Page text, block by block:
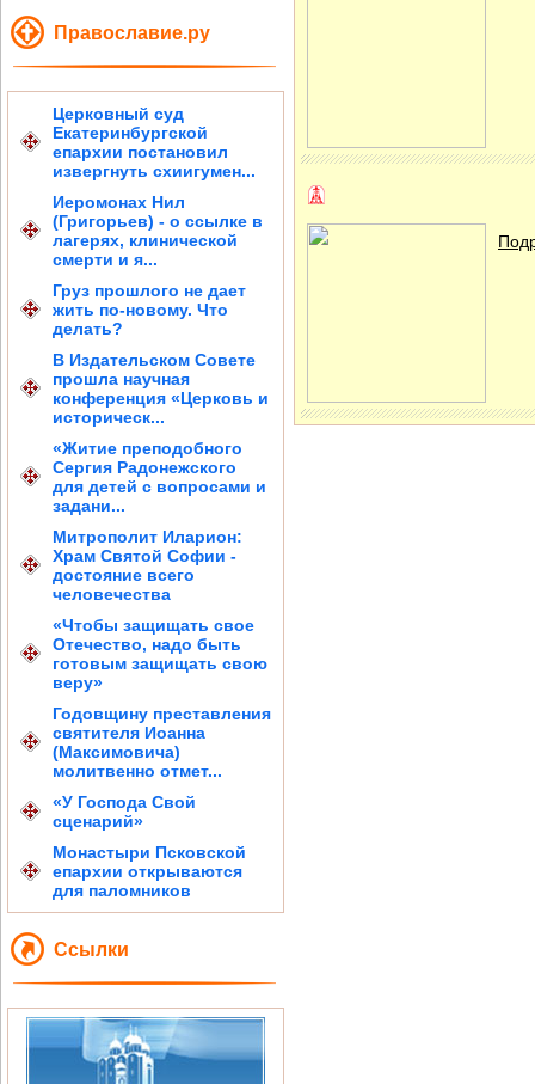
Православие.ру
Церковный суд
Екатеринбургской
епархии постановил
извергнуть схиигумен...
Иеромонах Нил
(Григорьев) - о ссылке в
лагерях, клинической
смерти и я...
Груз прошлого не дает
жить по-новому. Что
делать?
В Издательском Совете
прошла научная
конференция «Церковь и
историческ...
«Житие преподобного
Сергия Радонежского
для детей с вопросами и
задани...
Митрополит Иларион:
Храм Святой Софии -
достояние всего
человечества
«Чтобы защищать свое
Отечество, надо быть
готовым защищать свою
веру»
Годовщину преставления
святителя Иоанна
(Максимовича)
молитвенно отмет...
«У Господа Свой
сценарий»
Монастыри Псковской
епархии открываются
для паломников
Ссылки